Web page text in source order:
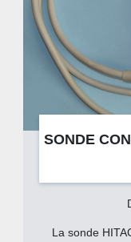
SONDE
La sonde